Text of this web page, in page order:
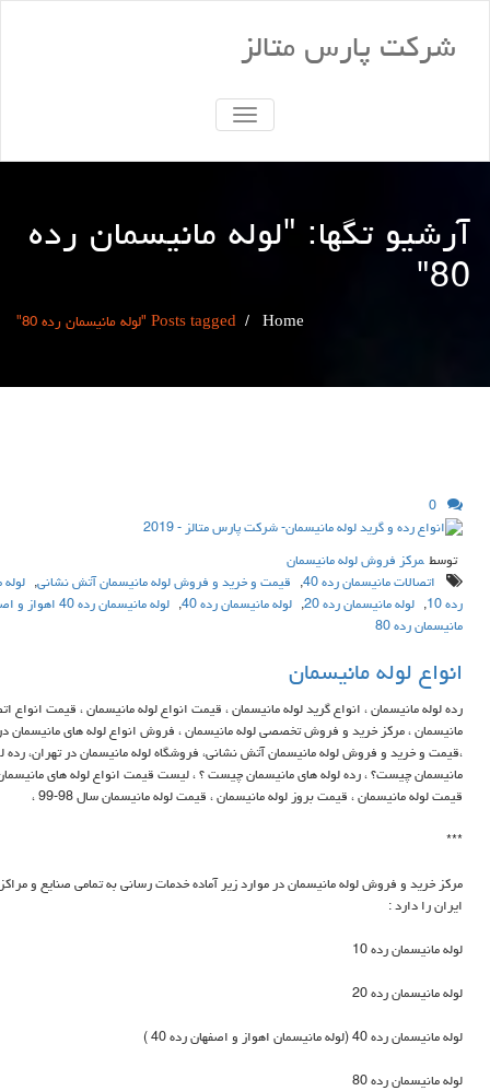
پارس متالز
TOGGLE
NAVIGATION
تگها: "لوله مانیسمان رده
/Posts tagged "لوله مانیسمان رده 80"
مرکز فروش لوله مانیسمان
مانیسمان رده 40
, قیمت و خرید و فروش لوله مانیسمان آتش نشانی, لوله مانیسمان
لوله مانیسمان رده 20 , لوله مانیسمان رده 40 , لوله مانیسمان رده 40 اهواز و اصفهان , لوله
رده 80
لوله مانیسمان
مانیسمان ، انواع گرید لوله مانیسمان ، قیمت انواع لوله مانیسمان ، قیمت انواع اتصالات
، مرکز خرید و فروش تخصصی لوله مانیسمان ، فروش انواع لوله های مانیسمان در تهران
و خرید و فروش لوله مانیسمان آتش نشانی، فروشگاه لوله مانیسمان در تهران، رده لوله
چیست؟ ، رده لوله های مانیسمان چیست ؟ ، لیست قیمت انواع لوله های مانیسمان ، بهترین
مانیسمان ، قیمت بروز لوله مانیسمان ، قیمت لوله مانیسمان سال 98-99 ،
و فروش لوله مانیسمان در موارد زیر آماده خدمات رسانی به تمامی صنایع و مراکز سراسر
دارد :
رده 10
رده 20
(لوله مانیسمان اهواز و اصفهان رده 40 )
رده 80